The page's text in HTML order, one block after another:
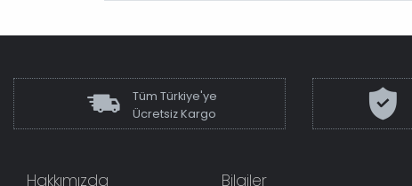
Tüm Türkiye'ye
Ücretsiz Kargo
Hakkımızda Bilgiler